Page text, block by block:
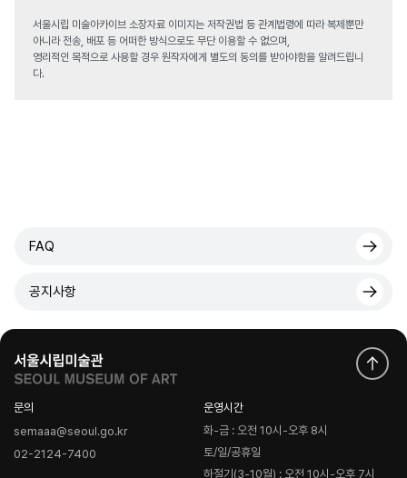
서울시립 미술아카이브 소장자료 이미지는 저작권법 등 관계법령에 따라 복제뿐만
아니라 전송, 배포 등 어떠한 방식으로도 무단 이용할 수 없으며,
영리적인 목적으로 사용할 경우 원작자에게 별도의 동의를 받아야함을 알려드립니
다.
FAQ
공지사항
문의
semaaa@seoul.go.kr
02-2124-7400
운영시간
화-금 : 오전 10시-오후 8시
토/일/공휴일
하절기(3-10월) : 오전 10시-오후 7시